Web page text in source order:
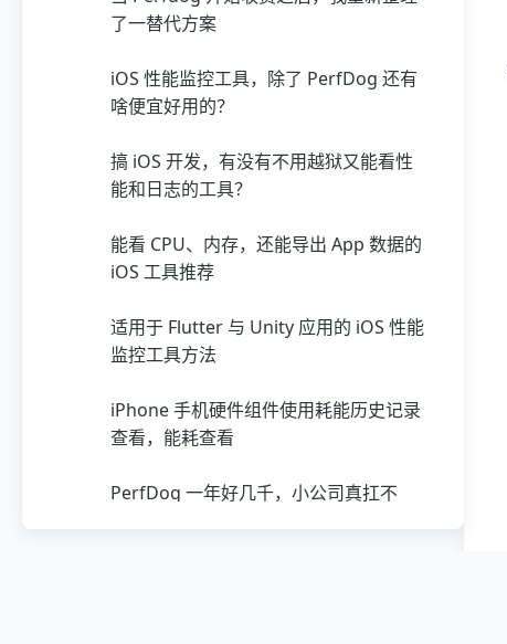
了一替代方案
iOS 性能监控工具，除了 PerfDog 还有
啥便宜好用的？
搞 iOS 开发，有没有不用越狱又能看性
能和日志的工具？
能看 CPU、内存，还能导出 App 数据的
iOS 工具推荐
适用于 Flutter 与 Unity 应用的 iOS 性能
监控工具方法
iPhone 手机硬件组件使用耗能历史记录
查看，能耗查看
PerfDog 一年好几千，小公司真扛不